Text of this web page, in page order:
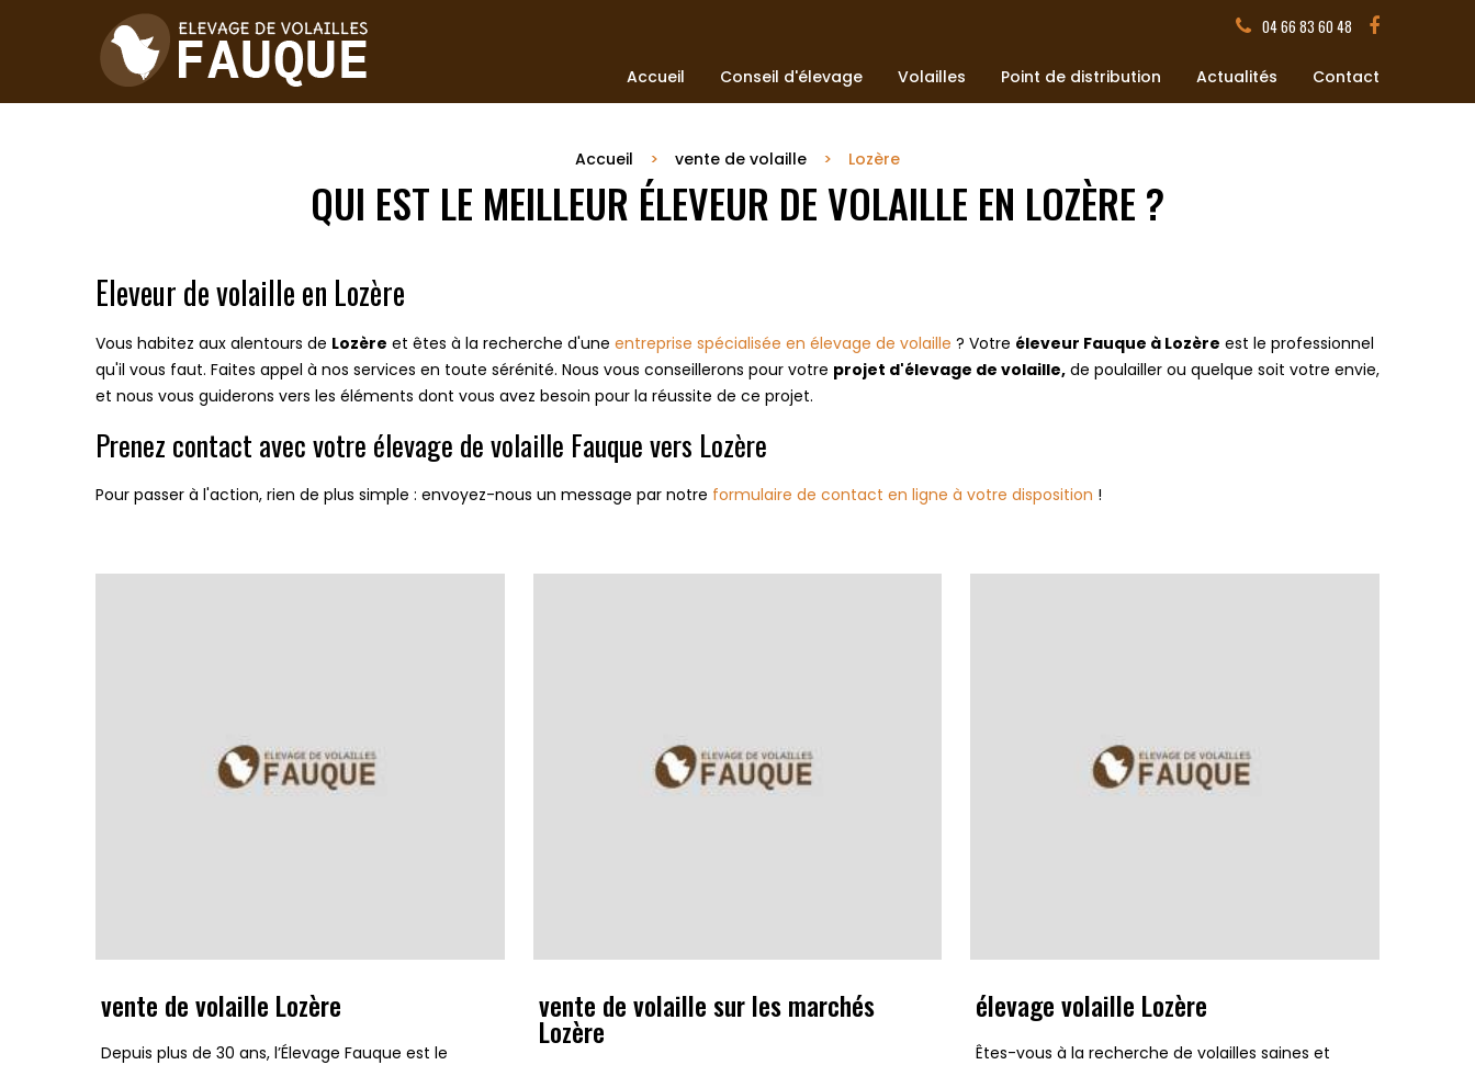
04 66 83 60 48
Accueil Conseil d'élevage Volailles Point de distribution Actualités Contact
Accueil vente de volaille Lozère
QUI EST LE MEILLEUR ÉLEVEUR DE VOLAILLE EN LOZÈRE ?
Eleveur de volaille en Lozère
Vous habitez aux alentours de Lozère et êtes à la recherche d'une entreprise spécialisée en élevage de volaille ? Votre éleveur Fauque à Lozère est le professionnel
qu'il vous faut. Faites appel à nos services en toute sérénité. Nous vous conseillerons pour votre projet d'élevage de volaille, de poulailler ou quelque soit votre envie,
et nous vous guiderons vers les éléments dont vous avez besoin pour la réussite de ce projet.
Prenez contact avec votre élevage de volaille Fauque vers Lozère
Pour passer à l'action, rien de plus simple : envoyez-nous un message par notre formulaire de contact en ligne à votre disposition !
vente de volaille Lozère
Depuis plus de 30 ans, l’Élevage Fauque est le
vente de volaille sur les marchés
Lozère
élevage volaille Lozère
Êtes-vous à la recherche de volailles saines et